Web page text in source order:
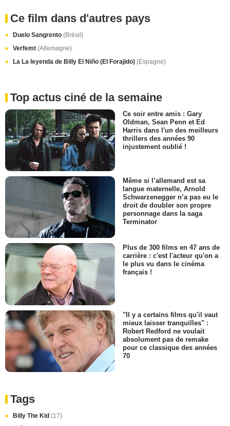
Ce film dans d'autres pays
Duelo Sangrento (Brésil)
Verfemt (Allemagne)
La La leyenda de Billy El Niño (El Forajido) (Espagne)
Top actus ciné de la semaine
Ce soir entre amis : Gary
Oldman, Sean Penn et Ed
Harris dans l'un des meilleurs
thrillers des années 90
injustement oublié !
Même si l’allemand est sa
langue maternelle, Arnold
Schwarzenegger n’a pas eu le
droit de doubler son propre
personnage dans la saga
Terminator
Plus de 300 films en 47 ans de
carrière : c'est l'acteur qu'on a
le plus vu dans le cinéma
français !
"Il y a certains films qu'il vaut
mieux laisser tranquilles" :
Robert Redford ne voulait
absolument pas de remake
pour ce classique des années
70
Tags
Billy The Kid (17)